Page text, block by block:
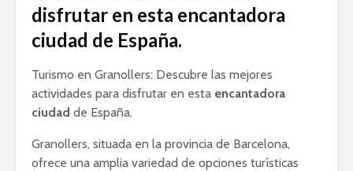
disfrutar en esta encantadora
ciudad de España.
Turismo en Granollers: Descubre las mejores
actividades para disfrutar en esta encantadora
ciudad de España.
Granollers, situada en la provincia de Barcelona,
ofrece una amplia variedad de opciones turísticas